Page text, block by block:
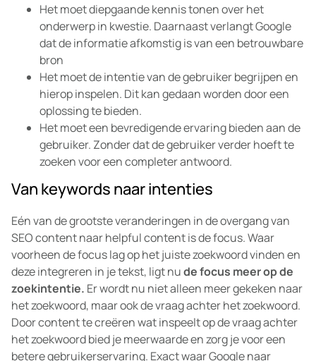
Het moet diepgaande kennis tonen over het
onderwerp in kwestie. Daarnaast verlangt Google
dat de informatie afkomstig is van een betrouwbare
bron
Het moet de intentie van de gebruiker begrijpen en
hierop inspelen. Dit kan gedaan worden door een
oplossing te bieden.
Het moet een bevredigende ervaring bieden aan de
gebruiker. Zonder dat de gebruiker verder hoeft te
zoeken voor een completer antwoord.
Van keywords naar intenties
Eén van de grootste veranderingen in de overgang van
SEO content naar helpful content is de focus. Waar
voorheen de focus lag op het juiste zoekwoord vinden en
deze integreren in je tekst, ligt nude focus meer op de
zoekintentie. Er wordt nu niet alleen meer gekeken naar
het zoekwoord, maar ook de vraag achter het zoekwoord.
Door content te creëren wat inspeelt op de vraag achter
het zoekwoord bied je meerwaarde en zorg je voor een
betere gebruikerservaring. Exact waar Google naar